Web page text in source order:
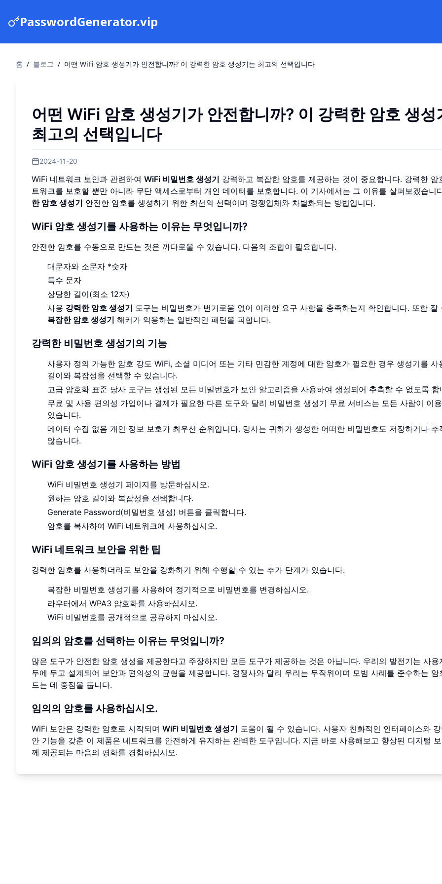
PasswordGenerator.vip
홈 / 블로그 / 어떤 WiFi 암호 생성기가 안전합니까? 이 강력한 암호 생성기는 최고의 선택입니다
어떤 WiFi 암호 생성기가 안전합니까? 이 강력한 암호 생성
최고의 선택입니다
2024-11-20
WiFi 네트워크 보안과 관련하여 WiFi 비밀번호 생성기 강력하고 복잡한 암호를 제공하는 것이 중요합니다. 강력한 암
트워크를 보호할 뿐만 아니라 무단 액세스로부터 개인 데이터를 보호합니다. 이 기사에서는 그 이유를 살펴보겠습니
한 암호 생성기 안전한 암호를 생성하기 위한 최선의 선택이며 경쟁업체와 차별화되는 방법입니다.
WiFi 암호 생성기를 사용하는 이유는 무엇입니까?
안전한 암호를 수동으로 만드는 것은 까다로울 수 있습니다. 다음의 조합이 필요합니다.
대문자와 소문자 *숫자
특수 문자
상당한 길이(최소 12자)
사용 강력한 암호 생성기 도구는 비밀번호가 번거로움 없이 이러한 요구 사항을 충족하는지 확인합니다. 또한 잘
복잡한 암호 생성기 해커가 악용하는 일반적인 패턴을 피합니다.
강력한 비밀번호 생성기의 기능
사용자 정의 가능한 암호 강도 WiFi, 소셜 미디어 또는 기타 민감한 계정에 대한 암호가 필요한 경우 생성기를 사
길이와 복잡성을 선택할 수 있습니다.
고급 암호화 표준 당사 도구는 생성된 모든 비밀번호가 보안 알고리즘을 사용하여 생성되어 추측할 수 없도록 합
무료 및 사용 편의성 가입이나 결제가 필요한 다른 도구와 달리 비밀번호 생성기 무료 서비스는 모든 사람이 이
있습니다.
데이터 수집 없음 개인 정보 보호가 최우선 순위입니다. 당사는 귀하가 생성한 어떠한 비밀번호도 저장하거나 추
않습니다.
WiFi 암호 생성기를 사용하는 방법
WiFi 비밀번호 생성기 페이지를 방문하십시오.
원하는 암호 길이와 복잡성을 선택합니다.
Generate Password(비밀번호 생성) 버튼을 클릭합니다.
암호를 복사하여 WiFi 네트워크에 사용하십시오.
WiFi 네트워크 보안을 위한 팁
강력한 암호를 사용하더라도 보안을 강화하기 위해 수행할 수 있는 추가 단계가 있습니다.
복잡한 비밀번호 생성기를 사용하여 정기적으로 비밀번호를 변경하십시오.
라우터에서 WPA3 암호화를 사용하십시오.
WiFi 비밀번호를 공개적으로 공유하지 마십시오.
임의의 암호를 선택하는 이유는 무엇입니까?
많은 도구가 안전한 암호 생성을 제공한다고 주장하지만 모든 도구가 제공하는 것은 아닙니다. 우리의 발전기는 사용
두에 두고 설계되어 보안과 편의성의 균형을 제공합니다. 경쟁사와 달리 우리는 무작위이며 모범 사례를 준수하는 암
드는 데 중점을 둡니다.
임의의 암호를 사용하십시오.
WiFi 보안은 강력한 암호로 시작되며 WiFi 비밀번호 생성기 도움이 될 수 있습니다. 사용자 친화적인 인터페이스와
안 기능을 갖춘 이 제품은 네트워크를 안전하게 유지하는 완벽한 도구입니다. 지금 바로 사용해보고 향상된 디지털
께 제공되는 마음의 평화를 경험하십시오.